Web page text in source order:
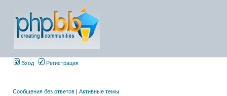
Вход Регистрация
Сообщения без ответов | Активные темы